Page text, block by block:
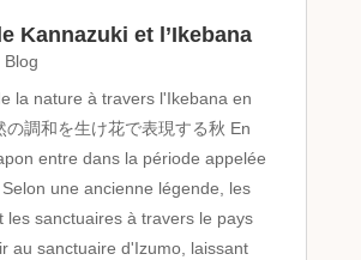
Kannazuki et l’Ikebana
Blog
la nature à travers l'Ikebana en
の調和を生け花で表現する秋 En
entre dans la période appelée
une ancienne légende, les
les sanctuaires à travers le pays
au sanctuaire d'Izumo, laissant